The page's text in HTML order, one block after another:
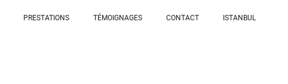
PRESTATIONS TÉMOIGNAGES CONTACT ISTANBUL